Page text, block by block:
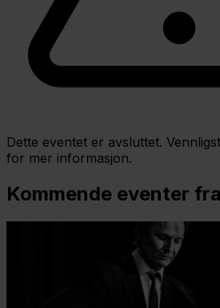
Dette eventet er avsluttet.
for mer informasjon.
Kommende eventer